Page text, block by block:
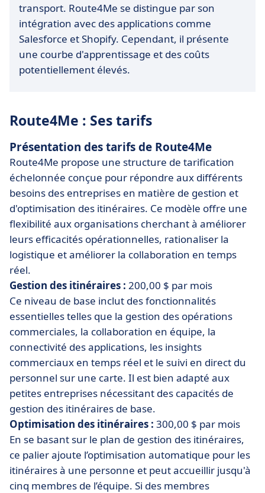
transport. Route4Me se distingue par son
intégration avec des applications comme
Salesforce et Shopify. Cependant, il présente
une courbe d'apprentissage et des coûts
potentiellement élevés.
Route4Me : Ses tarifs
Présentation des tarifs de Route4Me
Route4Me propose une structure de tarification
échelonnée conçue pour répondre aux différents
besoins des entreprises en matière de gestion et
d'optimisation des itinéraires. Ce modèle offre une
flexibilité aux organisations cherchant à améliorer
leurs efficacités opérationnelles, rationaliser la
logistique et améliorer la collaboration en temps
réel.
Gestion des itinéraires : 200,00 $ par mois
Ce niveau de base inclut des fonctionnalités
essentielles telles que la gestion des opérations
commerciales, la collaboration en équipe, la
connectivité des applications, les insights
commerciaux en temps réel et le suivi en direct du
personnel sur une carte. Il est bien adapté aux
petites entreprises nécessitant des capacités de
gestion des itinéraires de base.
Optimisation des itinéraires : 300,00 $ par mois
En se basant sur le plan de gestion des itinéraires,
ce palier ajoute l’optimisation automatique pour les
itinéraires à une personne et peut accueillir jusqu'à
cinq membres de l’équipe. Si des membres